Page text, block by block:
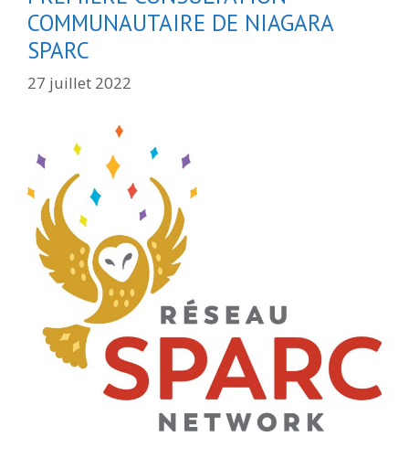
COMMUNAUTAIRE DE NIAGARA
SPARC
27 juillet 2022